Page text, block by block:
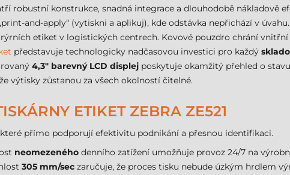
robustní konstrukce, snadná integrace a dlouhodobě nákladově
and-apply“ (vytiskni a aplikuj), kde odstávka nepřichází v
etiket v logistických centrech. Kovové pouzdro chrání
představuje technologicky nadčasovou investici pro každý
4,3" barevný LCD displej poskytuje okamžitý přehled o
výtisky zůstanou za všech okolností čitelné.
ETIKET ZEBRA ZE521
přímo podporují efektivitu podnikání a přesnou identifikaci.
neomezeného denního zatížení umožňuje provoz 24/7 na
305 mm/sec zaručuje, že proces tisku nebude úzkým hrdlem